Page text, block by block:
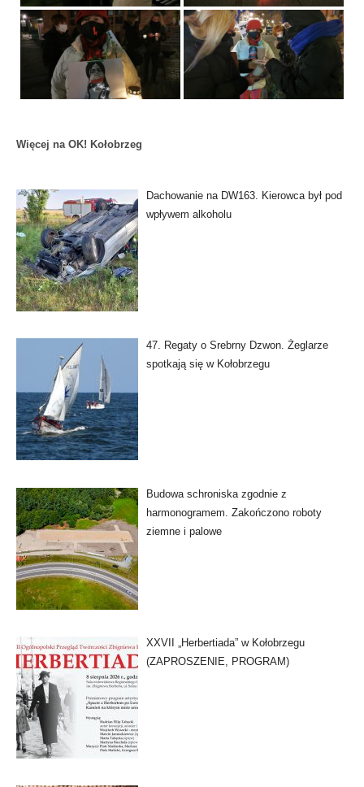
Więcej na OK! Kołobrzeg
Dachowanie na DW163. Kierowca był pod
wpływem alkoholu
47. Regaty o Srebrny Dzwon. Żeglarze
spotkają się w Kołobrzegu
Budowa schroniska zgodnie z
harmonogramem. Zakończono roboty
ziemne i palowe
XXVII „Herbertiada” w Kołobrzegu
(ZAPROSZENIE, PROGRAM)